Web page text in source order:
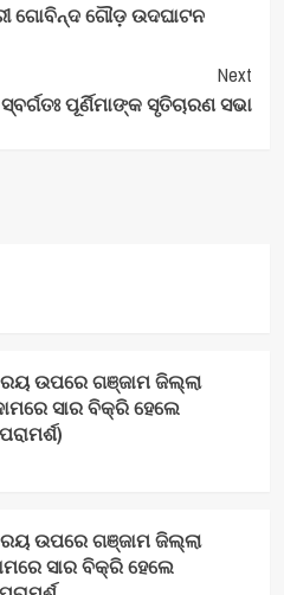
ଗୋବିନ୍ଦ ଗୌଡ଼ ଉଦଘାଟନ
Next
ପୂର୍ଣିମାଙ୍କ ସୃତିଚାରଣ ସଭା
ଉପରେ ଗଞ୍ଜାମ ଜିଲ୍ଲା
ସାର ବିକ୍ରି ହେଲେ
ଉପରେ ଗଞ୍ଜାମ ଜିଲ୍ଲା
ସାର ବିକ୍ରି ହେଲେ